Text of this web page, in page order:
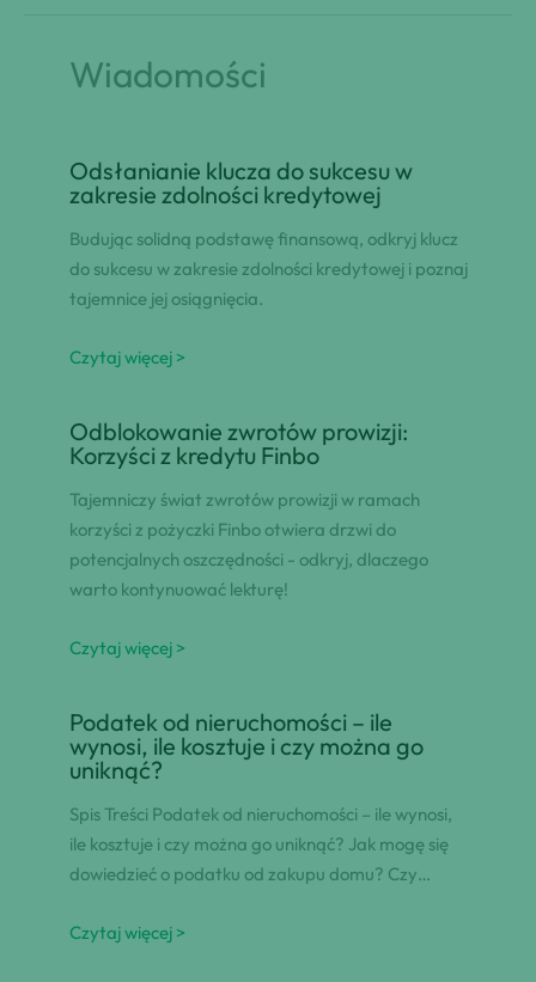
Wiadomości
Odsłanianie klucza do sukcesu w
zakresie zdolności kredytowej
Budując solidną podstawę finansową, odkryj klucz
do sukcesu w zakresie zdolności kredytowej i poznaj
tajemnice jej osiągnięcia.
Czytaj więcej >
Odblokowanie zwrotów prowizji:
Korzyści z kredytu Finbo
Tajemniczy świat zwrotów prowizji w ramach
korzyści z pożyczki Finbo otwiera drzwi do
potencjalnych oszczędności - odkryj, dlaczego
warto kontynuować lekturę!
Czytaj więcej >
Podatek od nieruchomości – ile
wynosi, ile kosztuje i czy można go
uniknąć?
Spis Treści Podatek od nieruchomości – ile wynosi,
ile kosztuje i czy można go uniknąć? Jak mogę się
dowiedzieć o podatku od zakupu domu? Czy…
Czytaj więcej >